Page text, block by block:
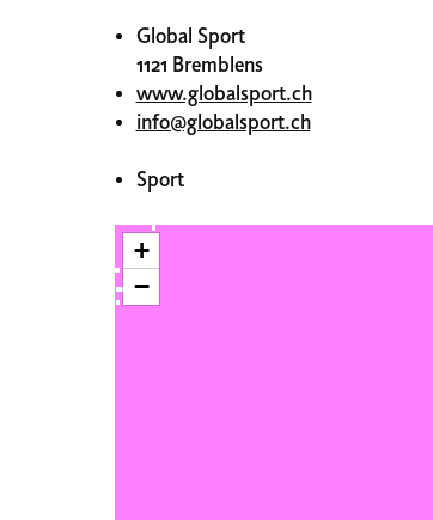
Global Sport
1121 Bremblens
www.globalsport.ch
info@globalsport.ch
Sport
+
−